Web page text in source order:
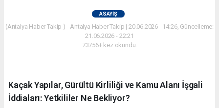
ASAYIŞ
(Antalya Haber Takip ) - Antalya Haber Takip | 20.06.2026 - 14:26, Güncelleme:
21.06.2026 - 22:21
73756+ kez okundu.
Kaçak Yapılar, Gürültü Kirliliği ve Kamu Alanı İşgali
İddiaları: Yetkililer Ne Bekliyor?